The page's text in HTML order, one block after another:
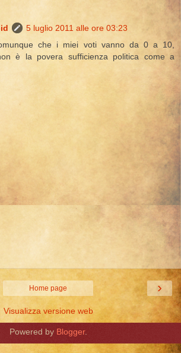
5 luglio 2011 alle ore 03:23
che i miei voti vanno da 0 a 10,
è la povera sufficienza politica come a
›
Home page
Visualizza versione web
Powered by Blogger.